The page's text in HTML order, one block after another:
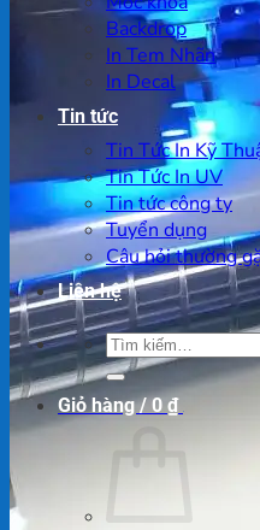
Backdrop
In Tem Nhãn
In Decal
Tin tức
Tin Tức In Kỹ
Tin Tức In UV
Tin tức công ty
Tuyển dụng
Câu hỏi thường
Liên hệ
Tìm
kiếm:
Giỏ hàng /0 ₫